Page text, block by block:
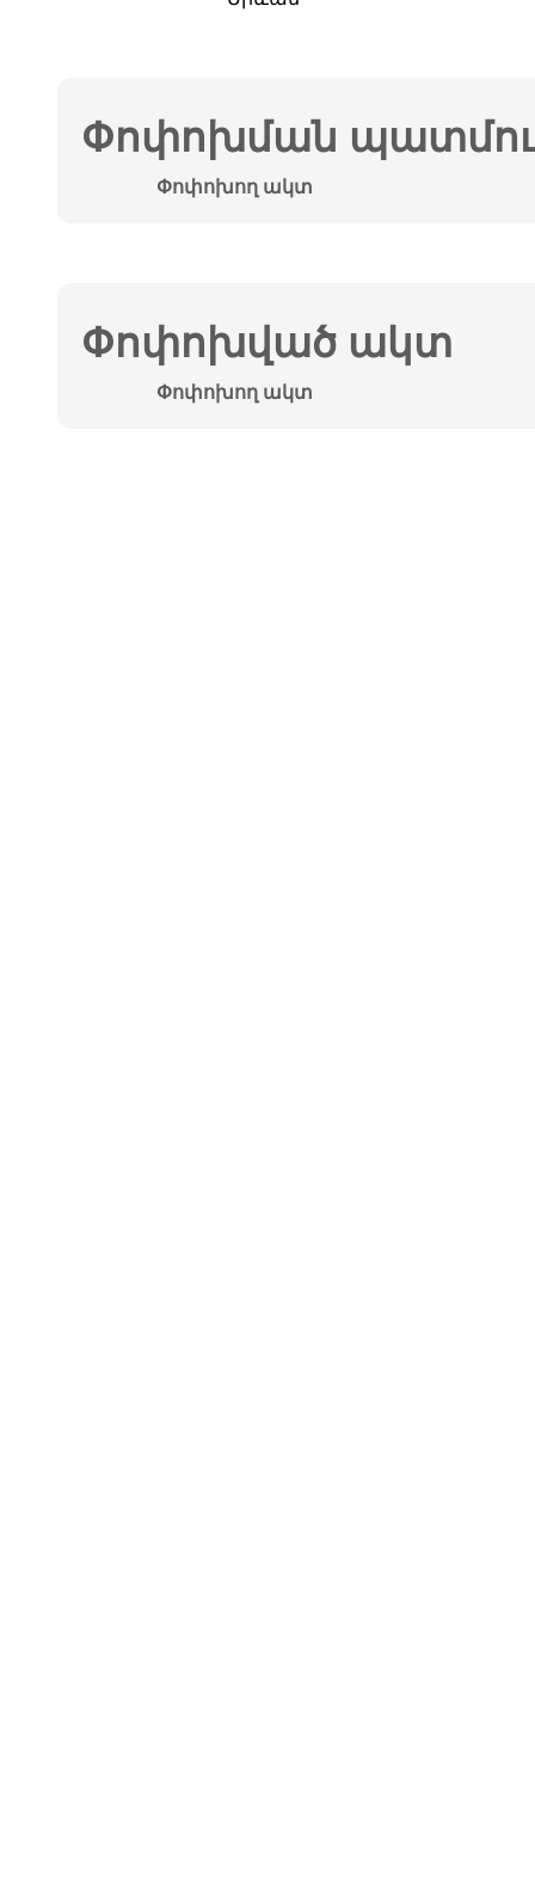
Փոփոխման
Փոփոխող ակտ
Փոփոխված ակտ
Փոփոխող ակտ